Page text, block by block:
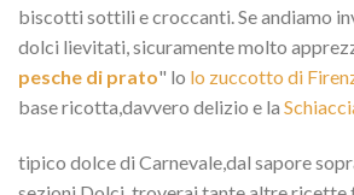
biscotti sottili e croccanti. Se andiamo
dolci lievitati, sicuramente molto
pesche di prato" lo lo zuccotto di
base ricotta,davvero delizio e la
tipico dolce di Carnevale,dal sapore